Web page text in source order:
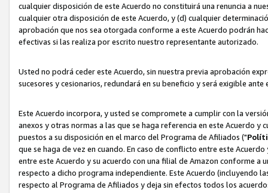
cualquier disposición de este Acuerdo no constituirá una renuncia a
cualquier otra disposición de este Acuerdo, y (d) cualquier
aprobación que nos sea otorgada conforme a este Acuerdo podrán
efectivas si las realiza por escrito nuestro representante autorizado.
Usted no podrá ceder este Acuerdo, sin nuestra previa aprobación
sucesores y cesionarios, redundará en su beneficio y será exigible
Este Acuerdo incorpora, y usted se compromete a cumplir con la
anexos y otras normas a las que se haga referencia en este Acuerdo
puestos a su disposición en el marco del Programa de Afiliados ("
que se haga de vez en cuando. En caso de conflicto entre este
entre este Acuerdo y su acuerdo con una filial de Amazon conforme
respecto a dicho programa independiente. Este Acuerdo (incluyendo
respecto al Programa de Afiliados y deja sin efectos todos los